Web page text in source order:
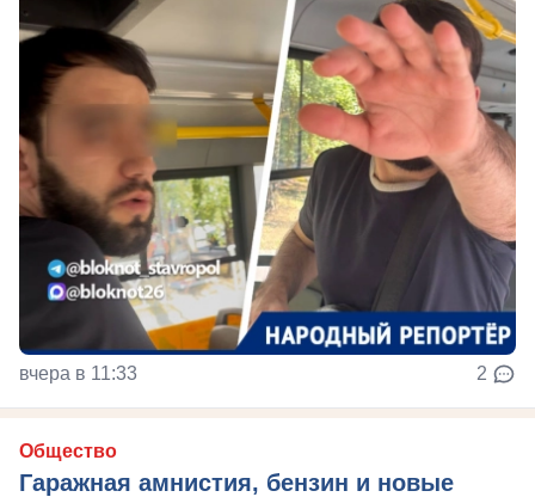
вчера в 11:33 2
Общество
Гаражная амнистия, бензин и новые